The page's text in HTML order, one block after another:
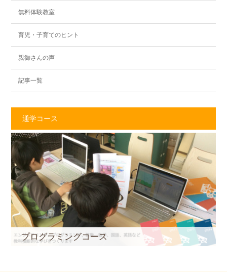
無料体験教室
育児・子育てのヒント
親御さんの声
記事一覧
通学コース
プログラミングコース